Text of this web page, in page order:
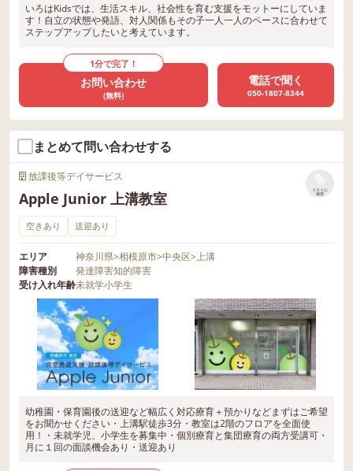
いろはKidsでは、生活スキル、社会性を育む支援をモットーにしていま
す！自立の状態や発語、対人関係もその子一人一人のペースに合わせて
ステップアップしたいと考えています。
1分で完了！
お問い合わせ
(無料)
電話で聞く
050-1807-8344
まとめて問い合わせする
放課後等デイサービス
Apple Junior 上溝教室
リストに
保存
空きあり 送迎あり
エリア 神奈川県>相模原市>中央区>上溝
障害種別
発達障害知的障害
受け入れ年齢未就学小学生
幼稚園・保育園後の送迎など幅広く対応療育＋預かりなどまずはご希望
をお聞かせください・上溝駅徒歩3分・教室は2階のフロアを全面使
用！・未就学児、小学生を募集中・個別療育と集団療育の両方受講可・
月に１回の面談機会あり・送迎あり